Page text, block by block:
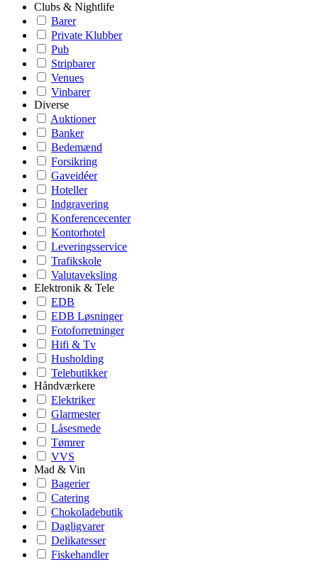
Clubs & Nightlife
Barer
Private Klubber
Pub
Stripbarer
Venues
Vinbarer
Diverse
Auktioner
Banker
Bedemænd
Forsikring
Gaveidéer
Hoteller
Indgravering
Konferencecenter
Kontorhotel
Leveringsservice
Trafikskole
Valutaveksling
Elektronik & Tele
EDB
EDB Løsninger
Fotoforretninger
Hifi & Tv
Husholding
Telebutikker
Håndværkere
Elektriker
Glarmester
Låsesmede
Tømrer
VVS
Mad & Vin
Bagerier
Catering
Chokoladebutik
Dagligvarer
Delikatesser
Fiskehandler